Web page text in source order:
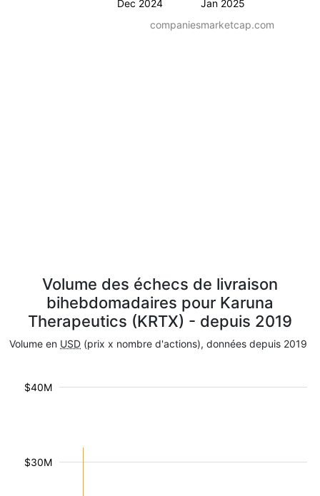
Dec 2024
Jan 2025
companiesmarketcap.com
Volume des échecs de livraison
bihebdomadaires pour Karuna
Therapeutics (KRTX) - depuis 2019
Volume en USD (prix x nombre d'actions), données depuis 2019
$30M
$40M